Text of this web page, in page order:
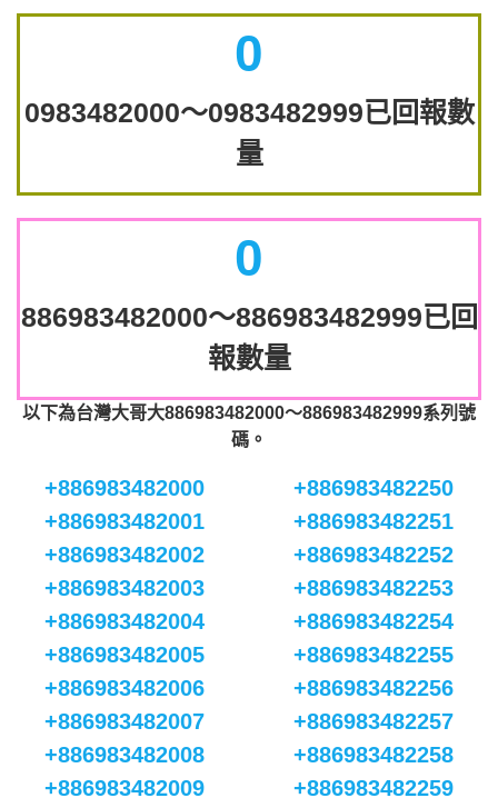
0
0983482000～0983482999已回報數
量
0
886983482000～886983482999已回
報數量
以下為台灣大哥大886983482000～886983482999系列號
碼。
+886983482000
+886983482001
+886983482002
+886983482003
+886983482004
+886983482005
+886983482006
+886983482007
+886983482008
+886983482009
+886983482250
+886983482251
+886983482252
+886983482253
+886983482254
+886983482255
+886983482256
+886983482257
+886983482258
+886983482259